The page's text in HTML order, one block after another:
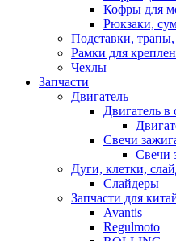
Кофры для
Рюкзаки,
Подставки,
Рамки для
Чехлы
Запчасти
Двигатель
Двигатель в
Свечи
Свечи
Дуги, клетки,
Слайдеры
Запчасти для
Avantis
Regulmoto